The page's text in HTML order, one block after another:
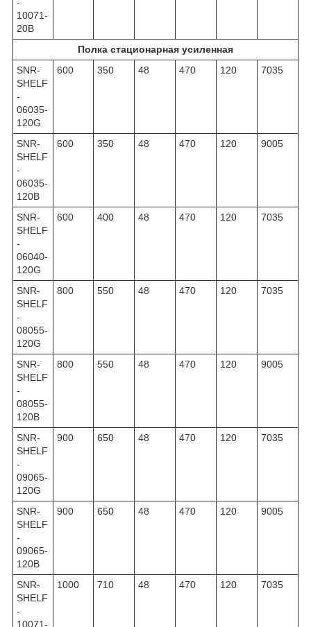
10071-
20B
Полка стационарная усиленная
SNR-
SHELF
-
06035-
120G
600 350 48 470 120 7035
SNR-
SHELF
-
06035-
120B
600 350 48 470 120 9005
SNR-
SHELF
-
06040-
120G
600 400 48 470 120 7035
SNR-
SHELF
-
08055-
120G
800 550 48 470 120 7035
SNR-
SHELF
-
08055-
120B
800 550 48 470 120 9005
SNR-
SHELF
-
09065-
120G
900 650 48 470 120 7035
SNR-
SHELF
-
09065-
120B
900 650 48 470 120 9005
SNR-
SHELF
-
10071-
1000 710 48 470 120 7035